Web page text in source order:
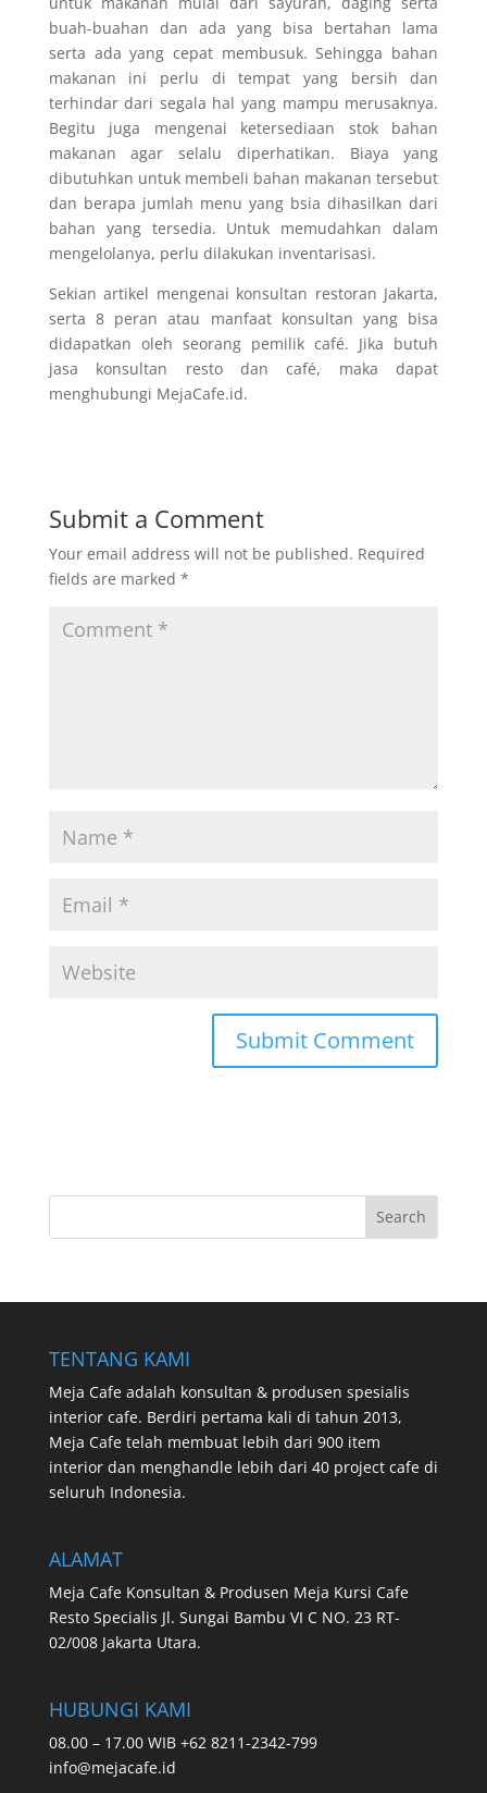
buah-buahan dan ada yang bisa bertahan lama
serta ada yang cepat membusuk. Sehingga bahan
makanan ini perlu di tempat yang bersih dan
terhindar dari segala hal yang mampu merusaknya.
Begitu juga mengenai ketersediaan stok bahan
makanan agar selalu diperhatikan. Biaya yang
dibutuhkan untuk membeli bahan makanan tersebut
dan berapa jumlah menu yang bsia dihasilkan dari
bahan yang tersedia. Untuk memudahkan dalam
mengelolanya, perlu dilakukan inventarisasi.
Sekian artikel mengenai konsultan restoran Jakarta,
serta 8 peran atau manfaat konsultan yang bisa
didapatkan oleh seorang pemilik café. Jika butuh
jasa konsultan resto dan café, maka dapat
menghubungi MejaCafe.id.
Submit a Comment
Your email address will not be published. Required
fields are marked *
TENTANG KAMI
Meja Cafe adalah konsultan & produsen spesialis
interior cafe. Berdiri pertama kali di tahun 2013,
Meja Cafe telah membuat lebih dari 900 item
interior dan menghandle lebih dari 40 project cafe di
seluruh Indonesia.
ALAMAT
Meja Cafe Konsultan & Produsen Meja Kursi Cafe
Resto Specialis Jl. Sungai Bambu VI C NO. 23 RT-
02/008 Jakarta Utara.
HUBUNGI KAMI
08.00 – 17.00 WIB +62 8211-2342-799
info@mejacafe.id